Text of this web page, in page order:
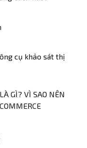
cụ khảo sát thị
GÌ? VÌ SAO NÊN